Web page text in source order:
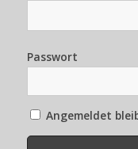
Passwort
Angemeldet